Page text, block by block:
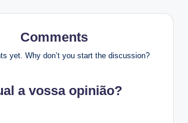
Comments
yet. Why don’t you start the discussion?
a vossa opinião?